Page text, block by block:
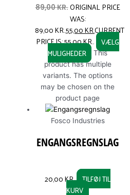
89,00KR.ORIGINAL PRICE
WAS:
89,00 KR..55,00KR.CURRENT
PRICE IS: 55,00 KR..
VÆLG
MULIGHEDER
This
product has multiple
variants. The options
may be chosen on the
product page
Fosco Industries
ENGANGSREGNSLAG
20,00KR.
TILFØJ TIL
KURV